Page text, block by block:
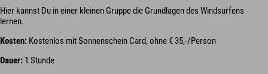
Hier kannst Du in einer kleinen Gruppe die Grundlagen des Windsurfens
lernen.
Kosten: Kostenlos mit Sonnenschein Card, ohne € 35,-/Person
Dauer: 1 Stunde